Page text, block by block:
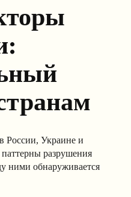
России, Украине и
разрушения
ними обнаруживается